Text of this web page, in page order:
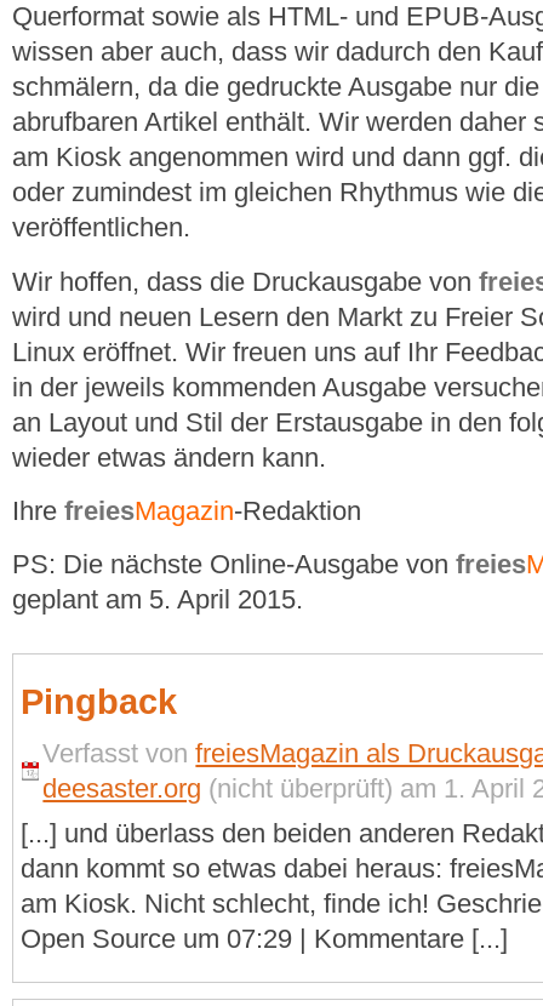
Querformat sowie als HTML- und EPUB-
wissen aber auch, dass wir dadurch den
schmälern, da die gedruckte Ausgabe nur
abrufbaren Artikel enthält. Wir werden daher
am Kiosk angenommen wird und dann ggf.
oder zumindest im gleichen Rhythmus wie
veröffentlichen.
Wir hoffen, dass die Druckausgabe von
wird und neuen Lesern den Markt zu Freier
Linux eröffnet. Wir freuen uns auf Ihr
in der jeweils kommenden Ausgabe
an Layout und Stil der Erstausgabe in den
wieder etwas ändern kann.
Ihre freiesMagazin-Redaktion
PS: Die nächste Online-Ausgabe von freies
geplant am 5. April 2015.
Pingback
Verfasst vonfreiesMagazin als
deesaster.org (nicht überprüft) am 1. April
[...] und überlass den beiden anderen
dann kommt so etwas dabei heraus:
am Kiosk. Nicht schlecht, finde ich!
Open Source um 07:29 | Kommentare [...]